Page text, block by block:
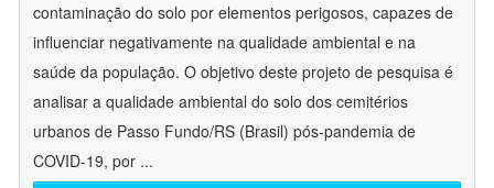
contaminação do solo por elementos perigosos, capazes de
influenciar negativamente na qualidade ambiental e na
saúde da população. O objetivo deste projeto de pesquisa é
analisar a qualidade ambiental do solo dos cemitérios
urbanos de Passo Fundo/RS (Brasil) pós-pandemia de
COVID-19, por ...